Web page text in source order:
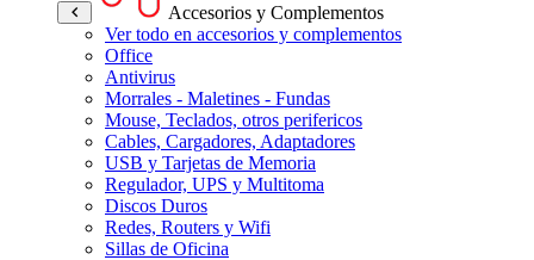
Accesorios y Complementos
Ver todo en accesorios y complementos
Office
Antivirus
Morrales - Maletines - Fundas
Mouse, Teclados, otros perifericos
Cables, Cargadores, Adaptadores
USB y Tarjetas de Memoria
Regulador, UPS y Multitoma
Discos Duros
Redes, Routers y Wifi
Sillas de Oficina